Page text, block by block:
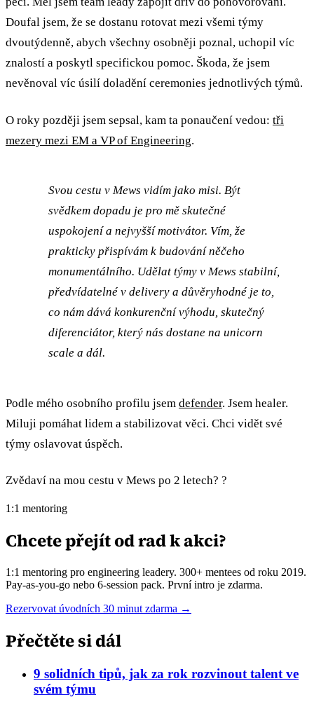
Doufal jsem, že se dostanu rotovat mezi všemi týmy
dvoutýdenně, abych všechny osobněji poznal, uchopil víc
znalostí a poskytl specifickou pomoc. Škoda, že jsem
nevěnoval víc úsilí doladění ceremonies jednotlivých týmů.
O roky později jsem sepsal, kam ta ponaučení vedou: tři
mezery mezi EM a VP of Engineering.
Svou cestu v Mews vidím jako misi. Být
svědkem dopadu je pro mě skutečné
uspokojení a nejvyšší motivátor. Vím, že
prakticky přispívám k budování něčeho
monumentálního. Udělat týmy v Mews stabilní,
předvídatelné v delivery a důvěryhodné je to,
co nám dává konkurenční výhodu, skutečný
diferenciátor, který nás dostane na unicorn
scale a dál.
Podle mého osobního profilu jsem defender. Jsem healer.
Miluji pomáhat lidem a stabilizovat věci. Chci vidět své
týmy oslavovat úspěch.
Zvědaví na mou cestu v Mews po 2 letech? ?
1:1 mentoring
Chcete přejít od rad k akci?
1:1 mentoring pro engineering leadery. 300+ mentees od roku 2019.
Pay-as-you-go nebo 6-session pack. První intro je zdarma.
Rezervovat úvodních 30 minut zdarma →
Přečtěte si dál
9 solidních tipů, jak za rok rozvinout talent ve
svém týmu